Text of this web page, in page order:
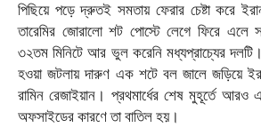
পিছিয়ে পড়ে দ্রুতই সমতায় ফেরার চেষ্টা করে
তারেমির জোরালো শট পোস্টে লেগে ফিরে এলে
৩২তম মিনিটে আর ভুল করেনি মধ্যপ্রাচ্যের দলটি।
হওয়া জটলায় দারুণ এক শটে বল জালে জড়িয়ে
রামিন রেজাইয়ান। প্রথমার্ধের শেষ মুহূর্তে আরও
অফসাইডের কারণে তা বাতিল হয়।